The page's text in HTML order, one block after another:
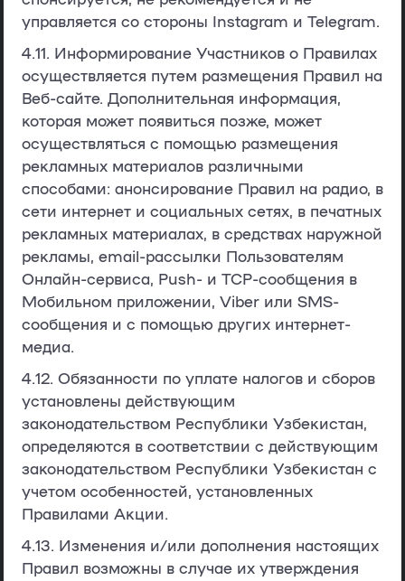
управляется со стороны Instagram и Telegram.
4.11. Информирование Участников о Правилах
осуществляется путем размещения Правил на
Веб-сайте. Дополнительная информация,
которая может появиться позже, может
осуществляться с помощью размещения
рекламных материалов различными
способами: анонсирование Правил на радио, в
сети интернет и социальных сетях, в печатных
рекламных материалах, в средствах наружной
рекламы, email-рассылки Пользователям
Онлайн-сервиса, Push- и TCP-сообщения в
Мобильном приложении, Viber или SMS-
сообщения и с помощью других интернет-
медиа.
4.12. Обязанности по уплате налогов и сборов
установлены действующим
законодательством Республики Узбекистан,
определяются в соответствии с действующим
законодательством Республики Узбекистан с
учетом особенностей, установленных
Правилами Акции.
4.13. Изменения и/или дополнения настоящих
Правил возможны в случае их утверждения